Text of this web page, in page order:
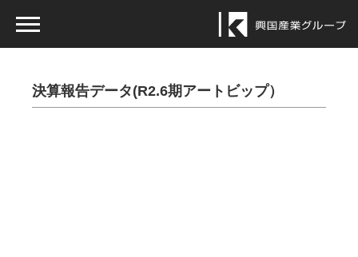
決算報告データ(R2.6期アートビップ）